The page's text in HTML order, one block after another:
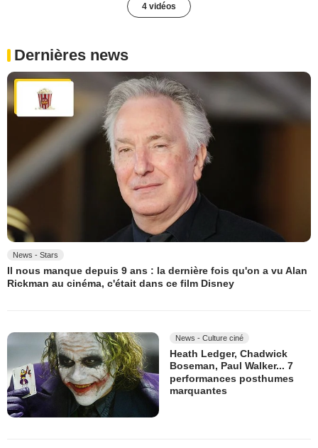
4 vidéos
Dernières news
News - Stars
Il nous manque depuis 9 ans : la dernière fois qu'on a vu Alan
Rickman au cinéma, c'était dans ce film Disney
News - Culture ciné
Heath Ledger, Chadwick
Boseman, Paul Walker... 7
performances posthumes
marquantes